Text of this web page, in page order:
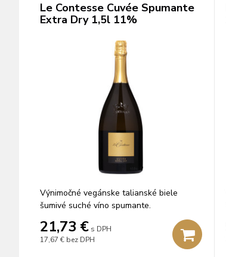
Le Contesse Cuvée Spumante
Extra Dry 1,5l 11%
Výnimočné vegánske talianské biele
šumivé suché víno spumante.
21,73 € s DPH
17,67 € bez DPH